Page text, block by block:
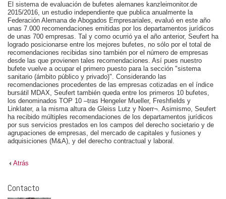
El sistema de evaluación de bufetes alemanes kanzleimonitor.de
2015/2016, un estudio independiente que publica anualmente la
Federación Alemana de Abogados Empresariales, evaluó en este año
unas 7.000 recomendaciones emitidas por los departamentos jurídicos
de unas 700 empresas. Tal y como ocurrió ya el año anterior, Seufert ha
logrado posicionarse entre los mejores bufetes, no sólo por el total de
recomendaciones recibidas sino también por el número de empresas
desde las que provienen tales recomendaciones. Así pues nuestro
bufete vuelve a ocupar el primero puesto para la sección "sistema
sanitario (ámbito público y privado)". Considerando las
recomendaciones procedentes de las empresas cotizadas en el índice
bursátil MDAX, Seufert también queda entre los primeros 10 bufetes,
los denominados TOP 10 –tras Hengeler Mueller, Freshfields y
Linklater, a la misma altura de Gleiss Lutz y Noerr¬. Asimismo, Seufert
ha recibido múltiples recomendaciones de los departamentos jurídicos
por sus servicios prestados en los campos del derecho societario y de
agrupaciones de empresas, del mercado de capitales y fusiones y
adquisiciones (M&A), y del derecho contractual y laboral.
Atrás
Contacto